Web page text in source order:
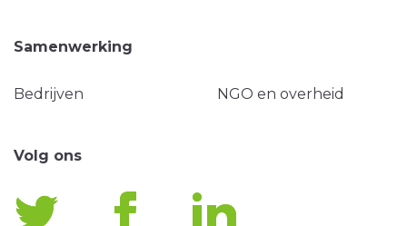
Samenwerking
Bedrijven NGO en overheid
Volg ons